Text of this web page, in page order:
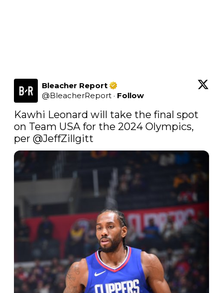
Bleacher Report
@BleacherReport · Follow
Kawhi Leonard will take the final spot
on Team USA for the 2024 Olympics,
per @JeffZillgitt